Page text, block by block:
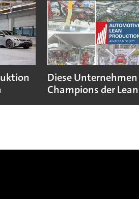
Diese
Champions der